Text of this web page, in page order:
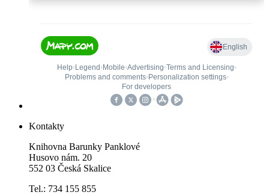
Kontakty
Knihovna Barunky Panklové
Husovo nám. 20
552 03 Česká Skalice
Tel.: 734 155 855